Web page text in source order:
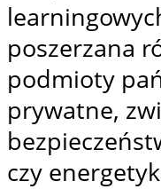
poszerzana
podmioty
prywatne,
czy